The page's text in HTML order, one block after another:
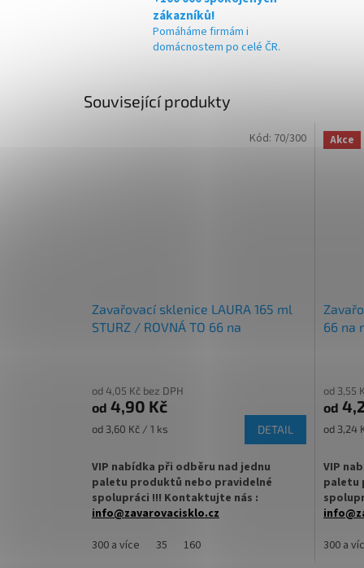
zákazníků!
Pomáháme firmám i
domácnostem po celé ČR.
Související produkty
Zavařovací sklenice LAURA 165 ml
STURZ / ROVNÁ TO 66 na
od 4,05 Kč bez DPH
od 4,90 Kč
Měrná
od 3,60 Kč / 1 ks DETAIL
VIP nabídka při odběru nad jednu
paletu produktů nebo pravidelné
spolupráci !!! Kontaktujte nás :
info@zavarovacisklo.cz
Zavařovací sklenice LAURA 165 ml STURZ s
300 a více 35 160
Kód: 70/300 Akce
66 na
od 3,55
od
Měrná
od 3,24
VIP
paletu
300 a